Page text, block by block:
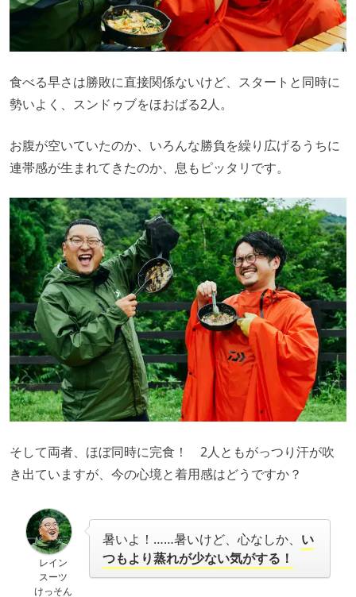
食べる早さは勝敗に直接関係ないけど、スタートと同時に
勢いよく、スンドゥブをほおばる2人。
お腹が空いていたのか、いろんな勝負を繰り広げるうちに
連帯感が生まれてきたのか、息もピッタリです。
そして両者、ほぼ同時に完食！ 2人ともがっつり汗が吹
き出ていますが、今の心境と着用感はどうですか？
レイン
スーツ
けっそん
暑いよ！……暑いけど、心なしか、 い
つもより蒸れが少ない気がする！